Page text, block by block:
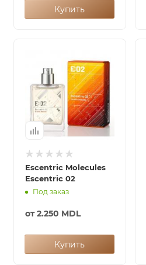
Купить
Escentric Molecules
Escentric 02
Под заказ
от2.250 MDL
Купить